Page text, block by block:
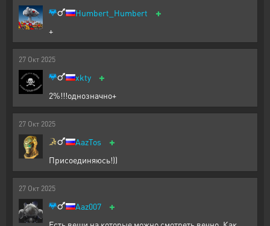
Humbert_Humbert +
+
27 Окт 2025
xkty +
2%!!!однозначно+
27 Окт 2025
AazTos +
Присоединяюсь!))
27 Окт 2025
Aaz007 +